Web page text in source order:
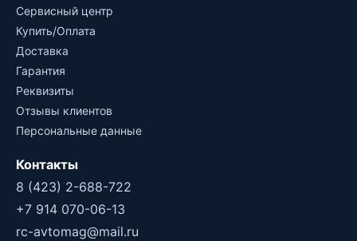
Сервисный центр
Купить/Оплата
Доставка
Гарантия
Реквизиты
Отзывы клиентов
Персональные данные
Контакты
8 (423) 2-688-722
+7 914 070-06-13
rc-avtomag@mail.ru